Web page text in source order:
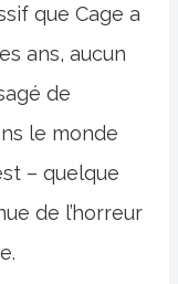
que Cage a
ans, aucun
de
le monde
– quelque
de l’horreur